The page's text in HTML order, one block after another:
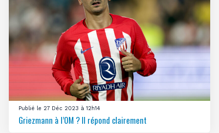
Publié le 27 Déc 2023 à 12h14
Griezmann à l’OM ? Il répond clairement